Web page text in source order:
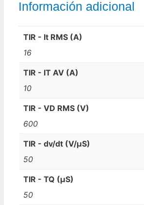
Información adicional
TIR - It RMS (A)
16
TIR - IT AV (A)
10
TIR - VD RMS (V)
600
TIR - dv/dt (V/µS)
50
TIR - TQ (µS)
50